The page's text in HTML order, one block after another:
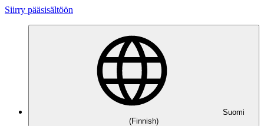
Siirry pääsisältöön
Suomi
(Finnish)